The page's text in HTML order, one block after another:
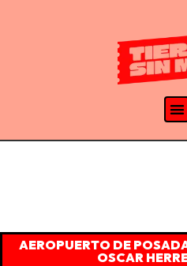
AEROPUERTO DE
OSCAR